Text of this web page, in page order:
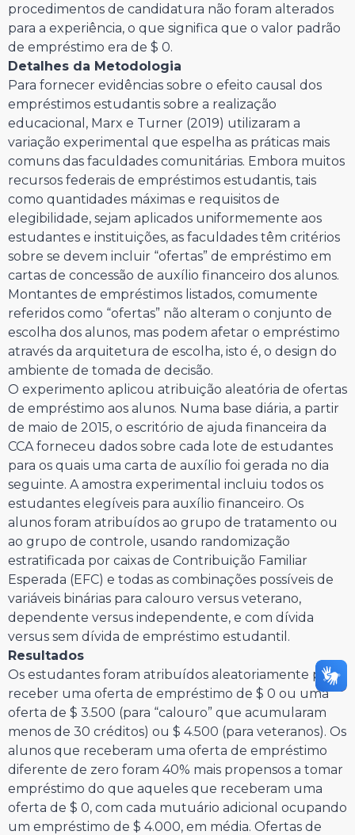
procedimentos de candidatura não foram alterados
para a experiência, o que significa que o valor padrão
de empréstimo era de $ 0.
Detalhes da Metodologia
Para fornecer evidências sobre o efeito causal dos
empréstimos estudantis sobre a realização
educacional, Marx e Turner (2019) utilizaram a
variação experimental que espelha as práticas mais
comuns das faculdades comunitárias. Embora muitos
recursos federais de empréstimos estudantis, tais
como quantidades máximas e requisitos de
elegibilidade, sejam aplicados uniformemente aos
estudantes e instituições, as faculdades têm critérios
sobre se devem incluir “ofertas” de empréstimo em
cartas de concessão de auxílio financeiro dos alunos.
Montantes de empréstimos listados, comumente
referidos como “ofertas” não alteram o conjunto de
escolha dos alunos, mas podem afetar o empréstimo
através da arquitetura de escolha, isto é, o design do
ambiente de tomada de decisão.
O experimento aplicou atribuição aleatória de ofertas
de empréstimo aos alunos. Numa base diária, a partir
de maio de 2015, o escritório de ajuda financeira da
CCA forneceu dados sobre cada lote de estudantes
para os quais uma carta de auxílio foi gerada no dia
seguinte. A amostra experimental incluiu todos os
estudantes elegíveis para auxílio financeiro. Os
alunos foram atribuídos ao grupo de tratamento ou
ao grupo de controle, usando randomização
estratificada por caixas de Contribuição Familiar
Esperada (EFC) e todas as combinações possíveis de
variáveis binárias para calouro versus veterano,
dependente versus independente, e com dívida
versus sem dívida de empréstimo estudantil.
Resultados
Os estudantes foram atribuídos aleatoriamente para
receber uma oferta de empréstimo de $ 0 ou uma
oferta de $ 3.500 (para “calouro” que acumularam
menos de 30 créditos) ou $ 4.500 (para veteranos). Os
alunos que receberam uma oferta de empréstimo
diferente de zero foram 40% mais propensos a tomar
empréstimo do que aqueles que receberam uma
oferta de $ 0, com cada mutuário adicional ocupando
um empréstimo de $ 4.000, em média. Ofertas de